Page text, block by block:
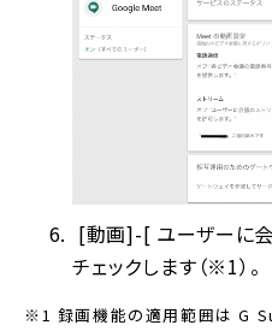
[動画]-[ ユーザーに
チェックします（※1）。
※1 録画機能の適用範囲は G